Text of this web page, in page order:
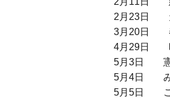
2月23日
3月20日
4月29日
5月3日 憲
5月4日 み
5月5日 こ